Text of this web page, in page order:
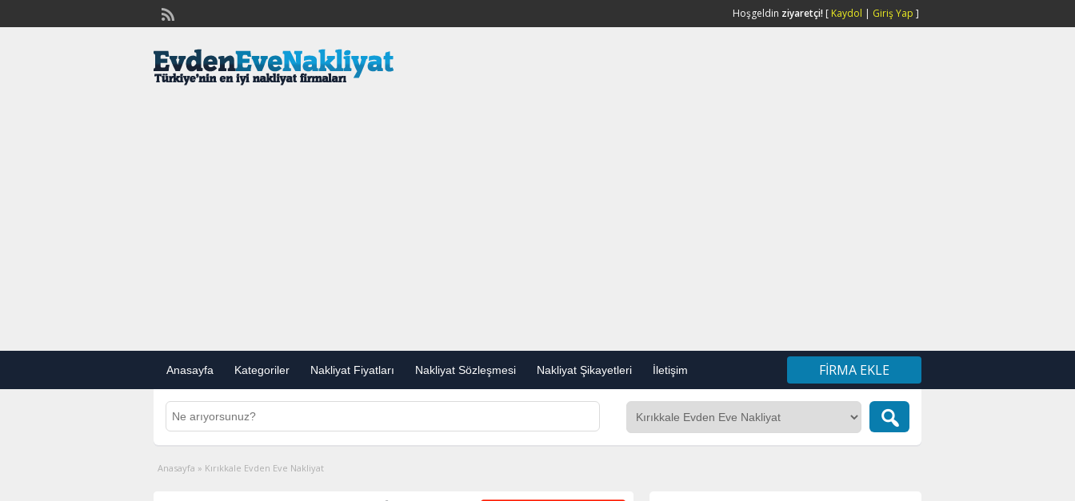
Hoşgeldin ziyaretçi! [ Kaydol | Giriş Yap ]
Anasayfa Kategoriler Nakliyat Fiyatları Nakliyat Sözleşmesi Nakliyat Şikayetleri İletişim FIRMA EKLE
Anasayfa » Kırıkkale Evden Eve Nakliyat